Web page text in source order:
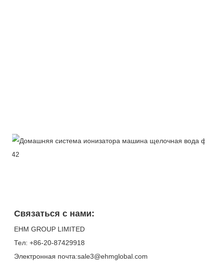
Связаться с нами:
EHM GROUP LIMITED
Тел: +86-20-87429918
Электронная почта:sale3@ehmglobal.com